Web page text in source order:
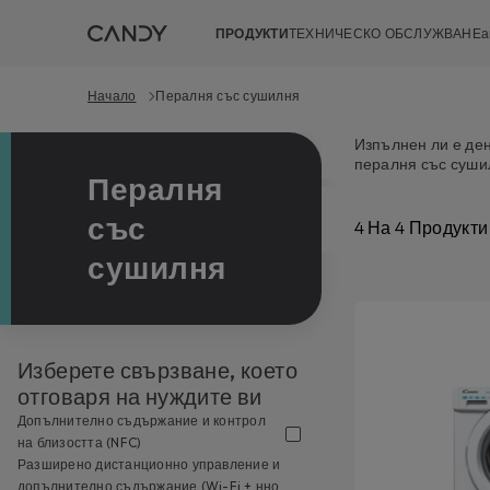
ПРОДУКТИТЕХНИЧЕСКО ОБСЛУЖВАНЕ
Начало Пералня със сушилня
Пералня
със
сушилня
Изберете свързване, което
отговаря на нуждите ви
Допълнително съдържание и контрол
на близостта (NFC)
Разширено дистанционно управление и
допълнително съдържание (Wi-Fi + нно
Изпълнен ли е
пералня със
налични на
4 На 4 Продукти